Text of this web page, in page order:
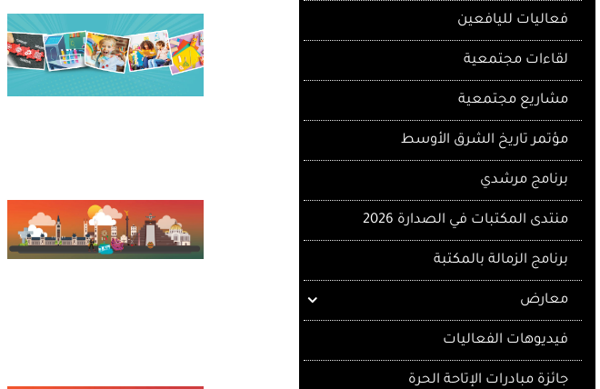
فعاليات لليافعين
لقاءات مجتمعية
مشاريع مجتمعية
مؤتمر تاريخ الشرق الأوسط
برنامج مرشدي
منتدى المكتبات في الصدارة 2026
برنامج الزمالة بالمكتبة
معارض
فيديوهات الفعاليات
جائزة مبادرات الإتاحة الحرة